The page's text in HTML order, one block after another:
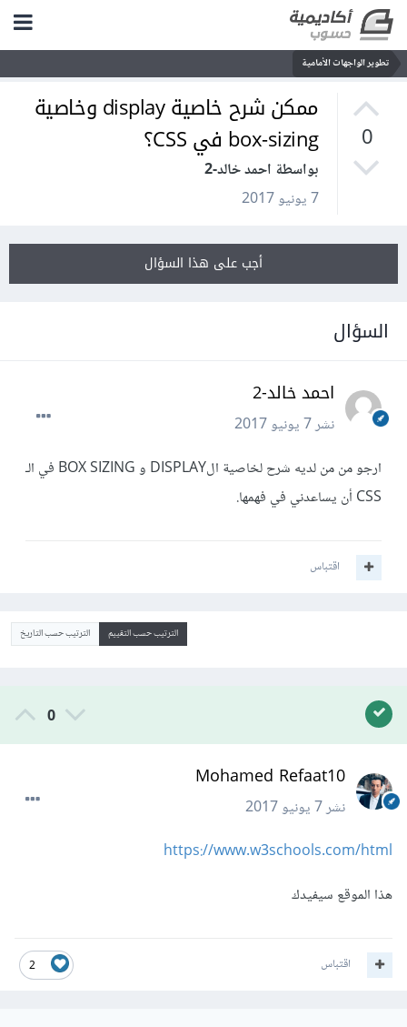
تطوير الواجهات الأمامية
0
ممكن شرح خاصية display وخاصية
box-sizing في CSS؟
بواسطة احمد خالد-2
7 يونيو 2017
أجب على هذا السؤال
السؤال
احمد خالد-2
نشر7 يونيو 2017
ارجو من من لديه شرح لخاصية الDISPLAY و BOX SIZING في الـ
CSS أن يساعدني في فهمها.
اقتباس
الترتيب حسب التقييم الترتيب حسب التاريخ
0
Mohamed Refaat10
نشر7 يونيو 2017
https://www.w3schools.com/html
هذا الموقع سيفيدك
2 اقتباس